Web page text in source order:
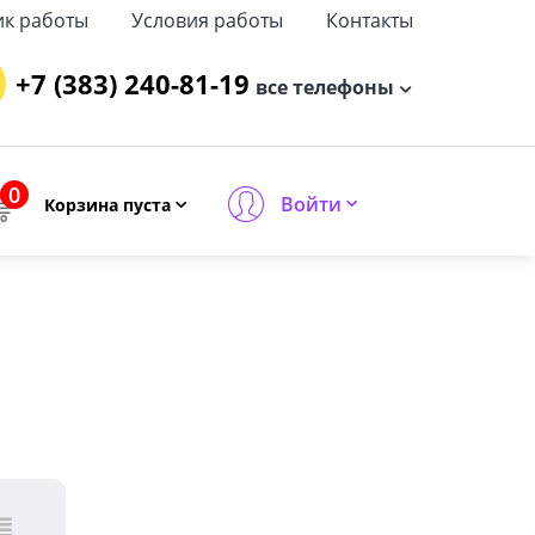
работы Условия работы Контакты
+7 (383) 240-81-19 все телефоны
0 Корзина пуста Войти